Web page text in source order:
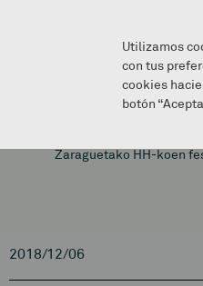
Zaraguetako HH-koen
2018/12/06
Utilizamos
con tus
cookies
botón